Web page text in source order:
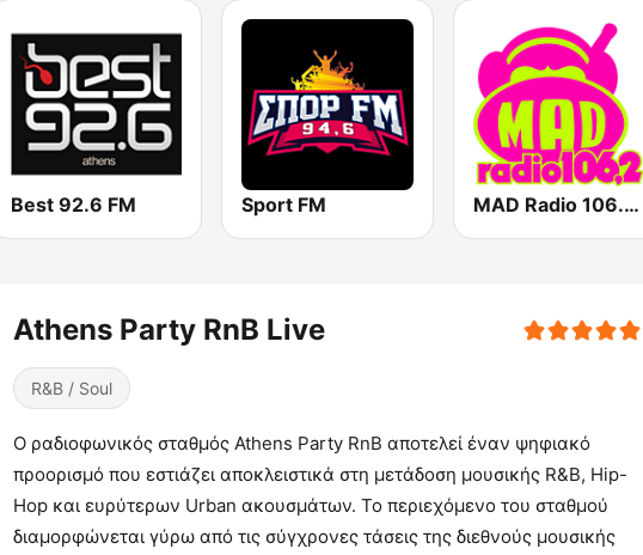
Best 92.6 FM Sport FM MAD Radio 106.2 FM
Athens Party RnB Live
R&B / Soul
Ο ραδιοφωνικός σταθμός Athens Party RnB αποτελεί έναν ψηφιακό
προορισμό που εστιάζει αποκλειστικά στη μετάδοση μουσικής R&B, Hip-
Hop και ευρύτερων Urban ακουσμάτων. Το περιεχόμενο του σταθμού
διαμορφώνεται γύρω από τις σύγχρονες τάσεις της διεθνούς μουσικής